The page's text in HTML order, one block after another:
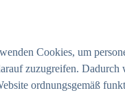
Cookies, um
zuzugreifen. Dadurch
ordnungsgemäß